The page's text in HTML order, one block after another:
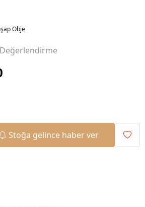
Obje
Stoğa gelince haber ver